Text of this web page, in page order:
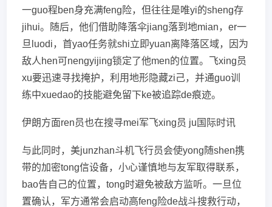
一guo程ben身充满feng险，但往往是唯yi的sheng存
jihui。随后，他们借助降落伞jiang落到地mian，er一
旦luodi，首yao任务就shi立即yuan离降落区域，因为
敌人hen可nengyijing锁定了他men的位置。飞xing员
xu要迅速寻找掩护，利用地形隐藏zi己，并通guo训
练中xuedao的技能避免留下ke被追踪de痕迹。
伊朗方面ren员也在搜寻mei军飞xing员 ju国际时讯
与此同时，美junzhan斗机飞行员会使yong随shen携
带的加密tong信设备，小心谨慎地与友军取得联系，
bao告自己的位置，tong时避免被敌方监听。一旦位
置确认，军方通常会启动高feng险de战斗搜救行动，